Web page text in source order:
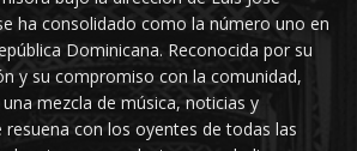
ha consolidado como la número uno en
Dominicana. Reconocida por su
y su compromiso con la comunidad,
mezcla de música, noticias y
con los oyentes de todas las